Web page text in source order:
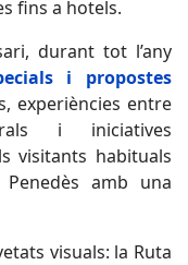
fins a hotels.
durant tot l’any
i propostes
experiències entre
i iniciatives
visitants habituals
amb una
visuals: la Ruta